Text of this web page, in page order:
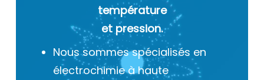
température
et pression.
Nous sommes spécialisés en
électrochimie à haute